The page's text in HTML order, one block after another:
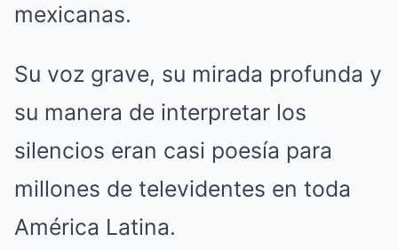
mexicanas.
Su voz grave, su mirada profunda y
su manera de interpretar los
silencios eran casi poesía para
millones de televidentes en toda
América Latina.